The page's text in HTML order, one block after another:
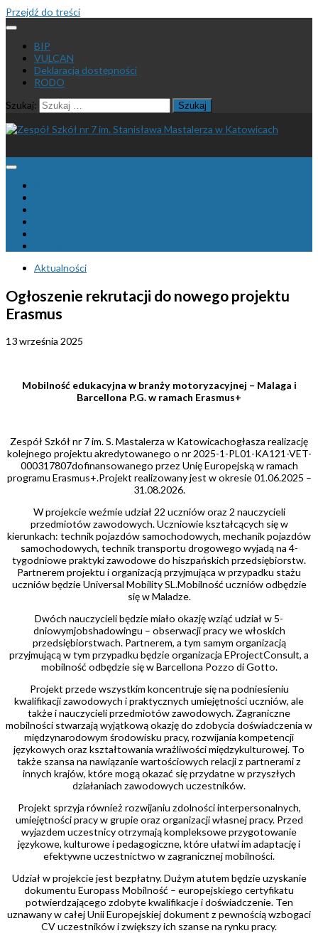
Przejdź do treści
BIP
VULCAN
Deklaracja dostępności
RODO
Szukaj:
Aktualności
Ogłoszenie rekrutacji do nowego projektu
Erasmus
13 września 2025
Mobilność edukacyjna w branży motoryzacyjnej – Malaga i
Barcellona P.G. w ramach Erasmus+
Zespół Szkół nr 7 im. S. Mastalerza w Katowicachogłasza realizację
kolejnego projektu akredytowanego o nr 2025-1-PL01-KA121-VET-
000317807dofinansowanego przez Unię Europejską w ramach
programu Erasmus+.Projekt realizowany jest w okresie 01.06.2025 –
31.08.2026.
W projekcie weźmie udział 22 uczniów oraz 2 nauczycieli
przedmiotów zawodowych. Uczniowie kształcących się w
kierunkach: technik pojazdów samochodowych, mechanik pojazdów
samochodowych, technik transportu drogowego wyjadą na 4-
tygodniowe praktyki zawodowe do hiszpańskich przedsiębiorstw.
Partnerem projektu i organizacją przyjmująca w przypadku stażu
uczniów będzie Universal Mobility SL.Mobilność uczniów odbędzie
się w Maladze.
Dwóch nauczycieli będzie miało okazję wziąć udział w 5-
dniowymjobshadowingu – obserwacji pracy we włoskich
przedsiębiorstwach. Partnerem, a tym samym organizacją
przyjmującą w tym przypadku będzie organizacja EProjectConsult, a
mobilność odbędzie się w Barcellona Pozzo di Gotto.
Projekt przede wszystkim koncentruje się na podniesieniu
kwalifikacji zawodowych i praktycznych umiejętności uczniów, ale
także i nauczycieli przedmiotów zawodowych. Zagraniczne
mobilności stwarzają wyjątkową okazję do zdobycia doświadczenia w
międzynarodowym środowisku pracy, rozwijania kompetencji
językowych oraz kształtowania wrażliwości międzykulturowej. To
także szansa na nawiązanie wartościowych relacji z partnerami z
innych krajów, które mogą okazać się przydatne w przyszłych
działaniach zawodowych uczestników.
Projekt sprzyja również rozwijaniu zdolności interpersonalnych,
umiejętności pracy w grupie oraz organizacji własnej pracy. Przed
wyjazdem uczestnicy otrzymają kompleksowe przygotowanie
językowe, kulturowe i pedagogiczne, które ułatwi im adaptację i
efektywne uczestnictwo w zagranicznej mobilności.
Udział w projekcie jest bezpłatny. Dużym atutem będzie uzyskanie
dokumentu Europass Mobilność – europejskiego certyfikatu
potwierdzającego zdobyte kwalifikacje i doświadczenie. Ten
uznawany w całej Unii Europejskiej dokument z pewnością wzbogaci
CV uczestników i zwiększy ich szanse na rynku pracy.